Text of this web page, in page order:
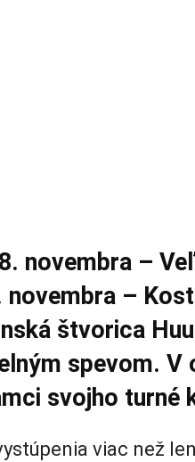
novembra –
novembra –
štvorica
spevom. V
svojho turné
viac než